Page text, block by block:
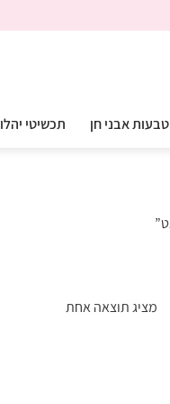
טבעות אבני חן תכשיטי
מציג תוצאה אחת